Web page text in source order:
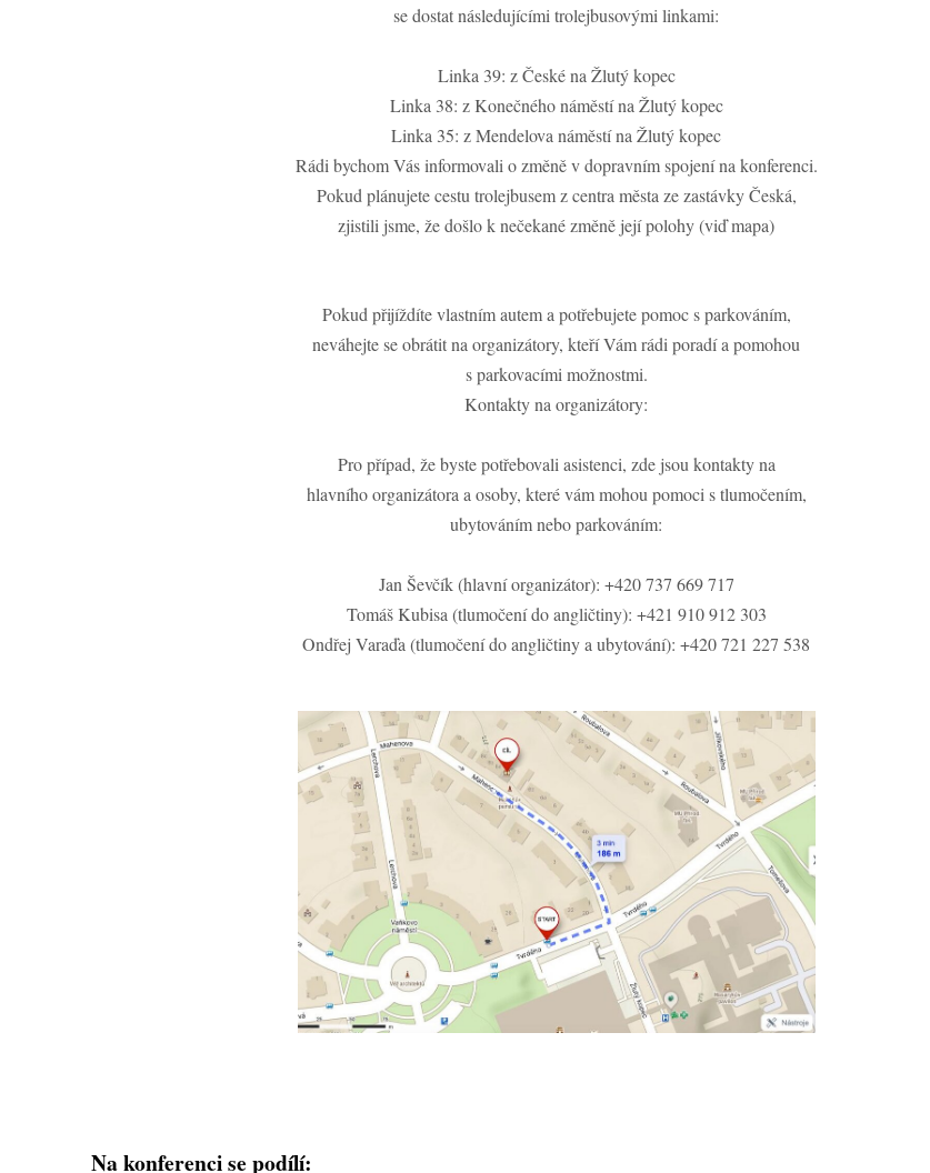
se dostat následujícími trolejbusovými linkami:
Linka 39: z České na Žlutý kopec
Linka 38: z Konečného náměstí na Žlutý kopec
Linka 35: z Mendelova náměstí na Žlutý kopec
Rádi bychom Vás informovali o změně v dopravním spojení na konferenci.
Pokud plánujete cestu trolejbusem z centra města ze zastávky Česká,
zjistili jsme, že došlo k nečekané změně její polohy (viď mapa)
Pokud přijíždíte vlastním autem a potřebujete pomoc s parkováním,
neváhejte se obrátit na organizátory, kteří Vám rádi poradí a pomohou
s parkovacími možnostmi.
Kontakty na organizátory:
Pro případ, že byste potřebovali asistenci, zde jsou kontakty na
hlavního organizátora a osoby, které vám mohou pomoci s tlumočením,
ubytováním nebo parkováním:
Jan Ševčík (hlavní organizátor): +420 737 669 717
Tomáš Kubisa (tlumočení do angličtiny): +421 910 912 303
Ondřej Varaďa (tlumočení do angličtiny a ubytování): +420 721 227 538
Na konferenci se podílí: